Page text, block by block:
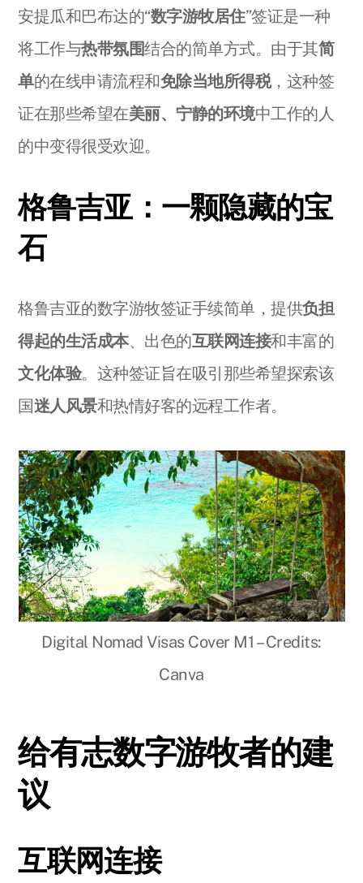
安提瓜和巴布达的“数字游牧居住”签证是一种
将工作与热带氛围结合的简单方式。由于其简
单的在线申请流程和免除当地所得税，这种签
证在那些希望在美丽、宁静的环境中工作的人
的中变得很受欢迎。
格鲁吉亚：一颗隐藏的宝
石
格鲁吉亚的数字游牧签证手续简单，提供负担
得起的生活成本、出色的互联网连接和丰富的
文化体验。这种签证旨在吸引那些希望探索该
国迷人风景和热情好客的远程工作者。
Digital Nomad Visas Cover M1 – Credits:
Canva
给有志数字游牧者的建
议
互联网连接